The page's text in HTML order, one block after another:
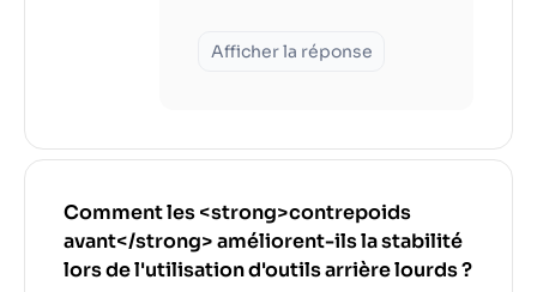
Afficher la réponse
Comment les <strong>contrepoids
avant</strong> améliorent-ils la stabilité
lors de l'utilisation d'outils arrière lourds ?